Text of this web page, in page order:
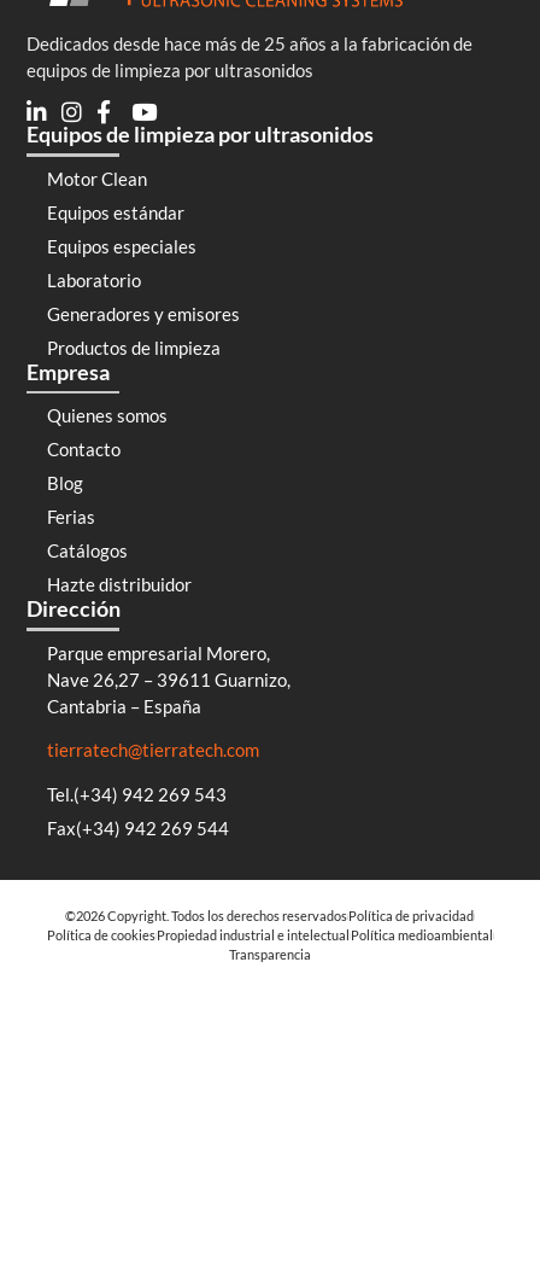
Dedicados desde hace más de 25 años a la fabricación de
equipos de limpieza por ultrasonidos
Equipos de limpieza por ultrasonidos
Motor Clean
Equipos estándar
Equipos especiales
Laboratorio
Generadores y emisores
Productos de limpieza
Empresa
Quienes somos
Contacto
Blog
Ferias
Catálogos
Hazte distribuidor
Dirección
Parque empresarial Morero,
Nave 26,27 – 39611 Guarnizo,
Cantabria – España
tierratech@tierratech.com
Tel.(+34) 942 269 543
Fax(+34) 942 269 544
©2026 Copyright. Todos los derechos reservadosPolítica de privacidad
Política de cookiesPropiedad industrial e intelectual Política medioambiental
Transparencia